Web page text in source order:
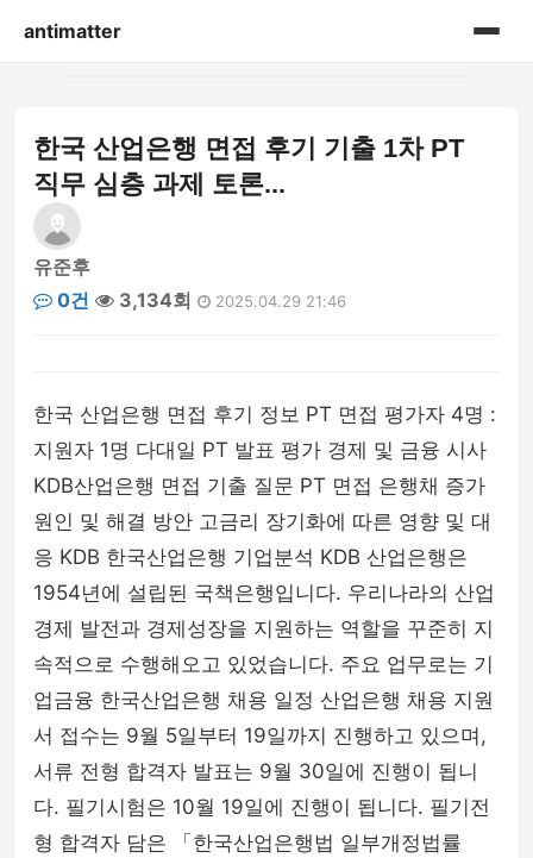
antimatter
게시판
한국 산업은행 면접 후기 기출 1차 PT
직무 심층 과제 토론...
유준후
0건
3,134회 2025.04.29 21:46
한국 산업은행 면접 후기 정보 PT 면접 평가자 4명 :
지원자 1명 다대일 PT 발표 평가 경제 및 금융 시사
KDB산업은행 면접 기출 질문 PT 면접 은행채 증가
원인 및 해결 방안 고금리 장기화에 따른 영향 및 대
응 KDB 한국산업은행 기업분석 KDB 산업은행은
1954년에 설립된 국책은행입니다. 우리나라의 산업
경제 발전과 경제성장을 지원하는 역할을 꾸준히 지
속적으로 수행해오고 있었습니다. 주요 업무로는 기
업금융 한국산업은행 채용 일정 산업은행 채용 지원
서 접수는 9월 5일부터 19일까지 진행하고 있으며,
서류 전형 합격자 발표는 9월 30일에 진행이 됩니
다. 필기시험은 10월 19일에 진행이 됩니다. 필기전
형 합격자 담은 「한국산업은행법 일부개정법률